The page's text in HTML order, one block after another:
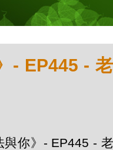
- EP445 -
與你》- EP445 - 老